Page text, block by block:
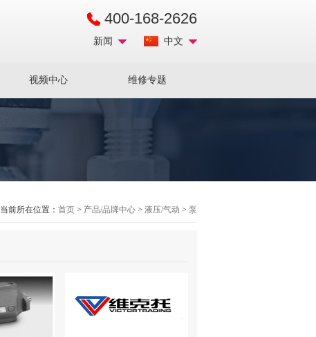
400-168-2626
中文
新闻
视频中心 维修专题
当前所在位置： 首页 > 产品/品牌中心 > 液压/气动 > 泵